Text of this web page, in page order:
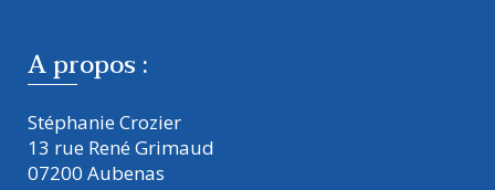
A propos :
Stéphanie Crozier
13 rue René Grimaud
07200 Aubenas